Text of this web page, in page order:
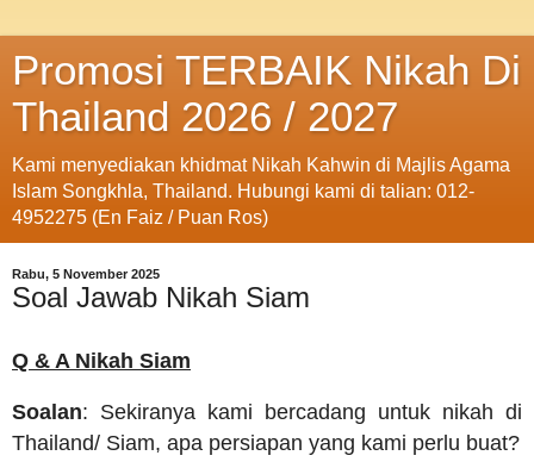
Promosi TERBAIK Nikah Di
Thailand 2026 / 2027
Kami menyediakan khidmat Nikah Kahwin di Majlis Agama
Islam Songkhla, Thailand. Hubungi kami di talian: 012-
4952275 (En Faiz / Puan Ros)
Rabu, 5 November 2025
Soal Jawab Nikah Siam
Q & A Nikah Siam
Soalan: Sekiranya kami bercadang untuk nikah di
Thailand/ Siam, apa persiapan yang kami perlu buat?